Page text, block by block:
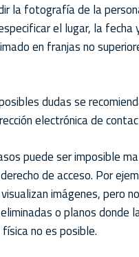
la fotografía de la
el lugar, la fecha
en franjas no
dudas se
electrónica de
puede ser imposible
de acceso. Por
imágenes, pero
o planos donde
no es posible.